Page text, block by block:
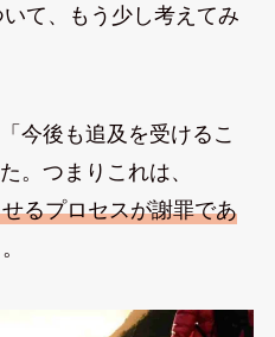
て、もう少し考えてみ
今後も追及を受けるこ
。つまりこれは、
るプロセスが謝罪であ